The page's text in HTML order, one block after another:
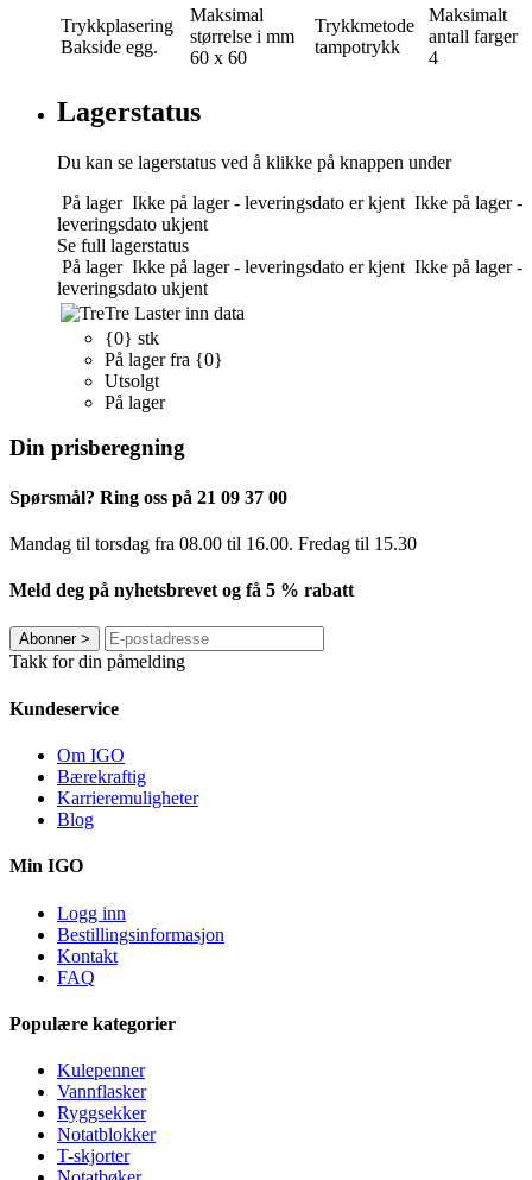
Trykkplasering
Bakside egg.
Maksimal
størrelse i mm
60 x 60
Trykkmetode
tampotrykk
Maksimalt
antall farger
4
Lagerstatus
Du kan se lagerstatus ved å klikke på knappen under
På lager Ikke på lager - leveringsdato er kjent Ikke på lager -
leveringsdato ukjent
Se full lagerstatus
På lager Ikke på lager - leveringsdato er kjent Ikke på lager -
leveringsdato ukjent
Tre Laster inn data
{0} stk
På lager fra {0}
Utsolgt
På lager
Din prisberegning
Spørsmål? Ring oss på 21 09 37 00
Mandag til torsdag ​​fra 08.00 til 16.00. Fredag til 15.30
Meld deg på nyhetsbrevet og få 5 % rabatt
Abonner>
Takk for din påmelding
Kundeservice
Om IGO
Bærekraftig
Karrieremuligheter
Blog
Min IGO
Logg inn
Bestillingsinformasjon
Kontakt
FAQ
Populære kategorier
Kulepenner
Vannflasker
Ryggsekker
Notatblokker
T-skjorter